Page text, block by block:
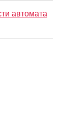
автомата